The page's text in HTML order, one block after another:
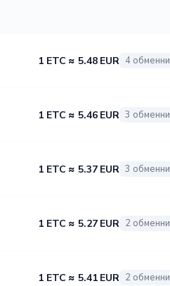
1 ETC ≈ 5.48 EUR 4
1 ETC ≈ 5.46 EUR 3
1 ETC ≈ 5.37 EUR 3
1 ETC ≈ 5.27 EUR 2
1 ETC ≈ 5.41 EUR 2